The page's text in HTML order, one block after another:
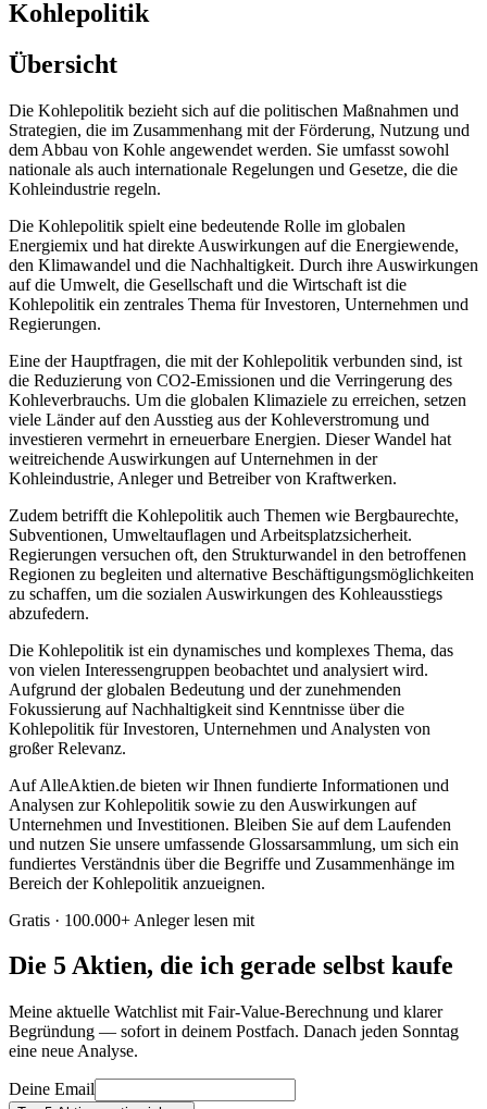
Kohlepolitik
Übersicht
Die Kohlepolitik bezieht sich auf die politischen Maßnahmen und
Strategien, die im Zusammenhang mit der Förderung, Nutzung und
dem Abbau von Kohle angewendet werden. Sie umfasst sowohl
nationale als auch internationale Regelungen und Gesetze, die die
Kohleindustrie regeln.
Die Kohlepolitik spielt eine bedeutende Rolle im globalen
Energiemix und hat direkte Auswirkungen auf die Energiewende,
den Klimawandel und die Nachhaltigkeit. Durch ihre Auswirkungen
auf die Umwelt, die Gesellschaft und die Wirtschaft ist die
Kohlepolitik ein zentrales Thema für Investoren, Unternehmen und
Regierungen.
Eine der Hauptfragen, die mit der Kohlepolitik verbunden sind, ist
die Reduzierung von CO2-Emissionen und die Verringerung des
Kohleverbrauchs. Um die globalen Klimaziele zu erreichen, setzen
viele Länder auf den Ausstieg aus der Kohleverstromung und
investieren vermehrt in erneuerbare Energien. Dieser Wandel hat
weitreichende Auswirkungen auf Unternehmen in der
Kohleindustrie, Anleger und Betreiber von Kraftwerken.
Zudem betrifft die Kohlepolitik auch Themen wie Bergbaurechte,
Subventionen, Umweltauflagen und Arbeitsplatzsicherheit.
Regierungen versuchen oft, den Strukturwandel in den betroffenen
Regionen zu begleiten und alternative Beschäftigungsmöglichkeiten
zu schaffen, um die sozialen Auswirkungen des Kohleausstiegs
abzufedern.
Die Kohlepolitik ist ein dynamisches und komplexes Thema, das
von vielen Interessengruppen beobachtet und analysiert wird.
Aufgrund der globalen Bedeutung und der zunehmenden
Fokussierung auf Nachhaltigkeit sind Kenntnisse über die
Kohlepolitik für Investoren, Unternehmen und Analysten von
großer Relevanz.
Auf AlleAktien.de bieten wir Ihnen fundierte Informationen und
Analysen zur Kohlepolitik sowie zu den Auswirkungen auf
Unternehmen und Investitionen. Bleiben Sie auf dem Laufenden
und nutzen Sie unsere umfassende Glossarsammlung, um sich ein
fundiertes Verständnis über die Begriffe und Zusammenhänge im
Bereich der Kohlepolitik anzueignen.
Gratis · 100.000+ Anleger lesen mit
Die 5 Aktien, die ich gerade selbst kaufe
Meine aktuelle Watchlist mit Fair-Value-Berechnung und klarer
Begründung — sofort in deinem Postfach. Danach jeden Sonntag
eine neue Analyse.
Deine Email